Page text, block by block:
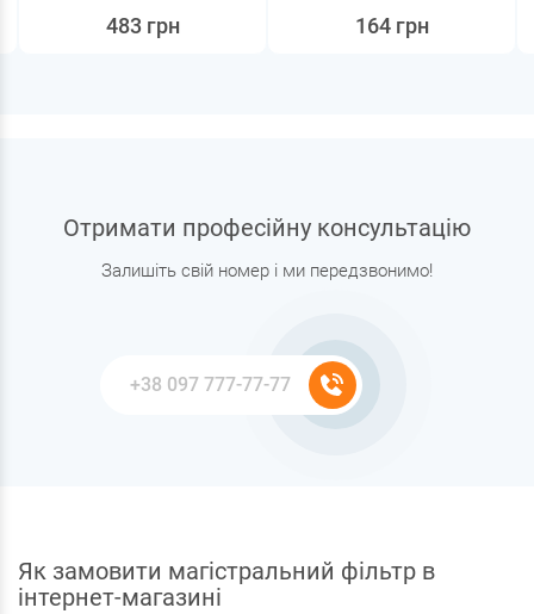
483 грн 164 грн
Отримати професійну консультацію
Залишіть свій номер і ми передзвонимо!
Як замовити магістральний фільтр в
інтернет-магазині